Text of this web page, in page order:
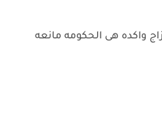
واكده هى الحكومه مانعه